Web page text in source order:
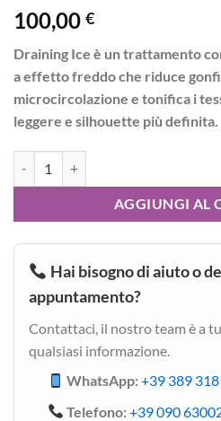
100,00 €
Draining Ice è un trattamento
a effetto freddo che riduce
microcircolazione e tonifica i
leggere e silhouette più
AGGIUNGI AL
Hai bisogno di aiuto o
appuntamento?
Contattaci, il nostro team è a
qualsiasi informazione.
WhatsApp:+39 389
Telefono:+39 090